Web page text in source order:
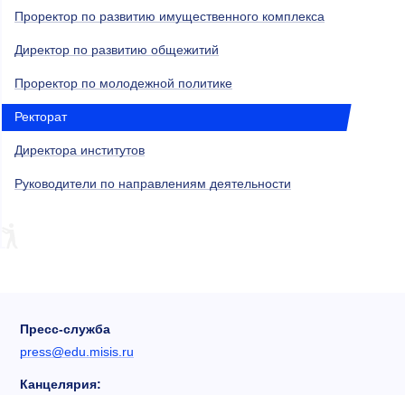
Проректор по развитию имущественного комплекса
Директор по развитию общежитий
Проректор по молодежной политике
Ректорат
Директора институтов
Руководители по направлениям деятельности
Пресс-служба
press@edu.misis.ru
Канцелярия: